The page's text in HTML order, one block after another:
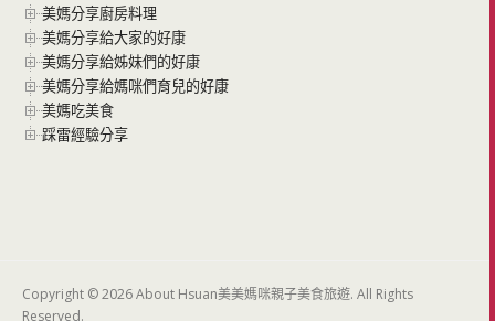
美媽分享廚房料理
美媽分享給大家的好康
美媽分享給姊妹們的好康
美媽分享給媽咪們育兒的好康
美媽吃美食
踩雷經驗分享
Copyright © 2026 About Hsuan美美媽咪親子美食旅遊. All Rights
Reserved.